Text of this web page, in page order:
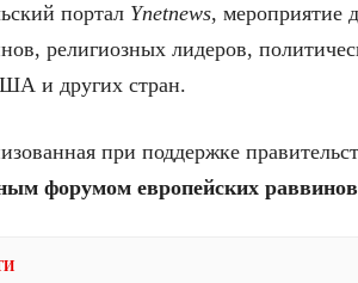
портал Ynetnews, мероприятие
религиозных лидеров,
и других стран.
при поддержке
форумом европейских